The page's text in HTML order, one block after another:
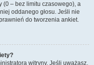
(0 – bez limitu czasowego), a
oddanego głosu. Jeśli nie
do tworzenia ankiet.
witryny. Jeśli uważasz,